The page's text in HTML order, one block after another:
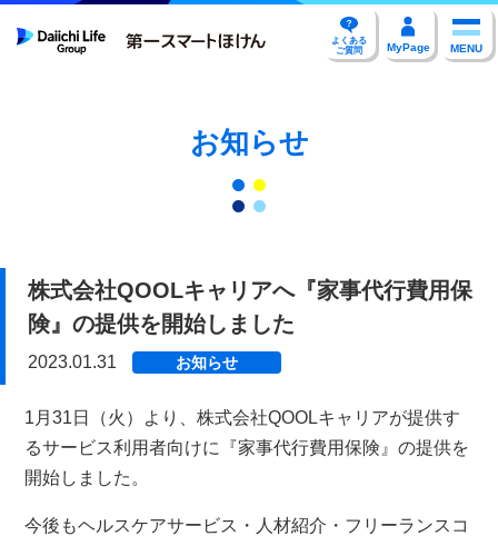
MENU
MyPage
よくある
ご質問
お知らせ
株式会社QOOLキャリアへ『家事代行費用保
険』の提供を開始しました
2023.01.31 お知らせ
1月31日（火）より、株式会社QOOLキャリアが提供す
るサービス利用者向けに『家事代行費用保険』の提供を
開始しました。
今後もヘルスケアサービス・人材紹介・フリーランスコ